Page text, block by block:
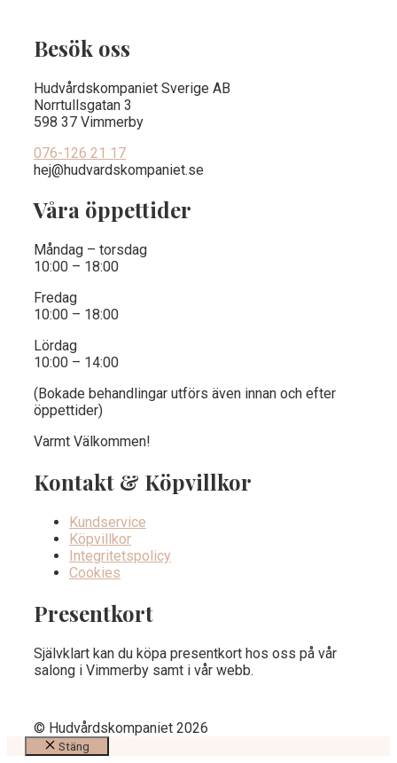
Besök oss
Hudvårdskompaniet Sverige AB
Norrtullsgatan 3
598 37 Vimmerby
076-126 21 17
hej@hudvardskompaniet.se
Våra öppettider
Måndag – torsdag
10:00 – 18:00
Fredag
10:00 – 18:00
Lördag
10:00 – 14:00
(Bokade behandlingar utförs även innan och efter
öppettider)
Varmt Välkommen!
Kontakt & Köpvillkor
Kundservice
Köpvillkor
Integritetspolicy
Cookies
Presentkort
Självklart kan du köpa presentkort hos oss på vår
salong i Vimmerby samt i vår webb.
© Hudvårdskompaniet 2026
Stäng